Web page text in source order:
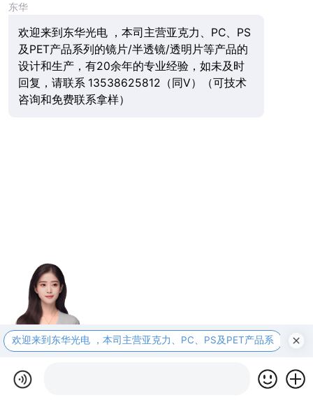
东华
欢迎来到东华光电 ，本司主营亚克力、PC、PS
及PET产品系列的镜片/半透镜/透明片等产品的
设计和生产，有20余年的专业经验，如未及时
回复，请联系 13538625812（同V）（可技术
咨询和免费联系拿样）
欢迎来到东华光电 ，本司主营亚克力、PC、PS及PET产品系 本